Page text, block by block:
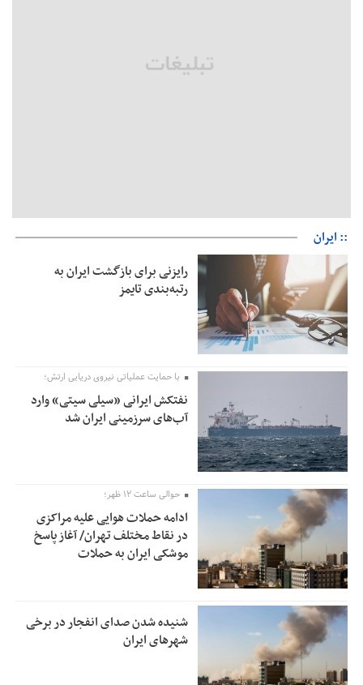
:: ایران
رایزنی برای بازگشت ایران به
رتبه‌بندی تایمز
با حمایت عملیاتی نیروی دریایی ارتش؛
نفتکش ایرانی «سیلی سیتی» وارد
آب‌های سرزمینی ایران شد
حوالی ساعت ۱۲ ظهر؛
ادامه حملات هوایی علیه مراکزی
در نقاط مختلف تهران/ آغاز پاسخ
موشکی ایران به حملات
شنیده شدن صدای انفجار در برخی
شهرهای ایران